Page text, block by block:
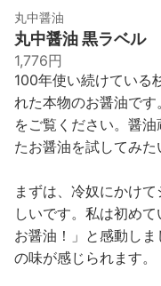
丸中醤油
丸中醤油 黒ラベル
1,776円
100年使い続けている
れた本物のお醤油で
をご覧ください。醤
たお醤油を試してみた
まずは、冷奴にかけ
しいです。私は初め
お醤油！」と感動し
の味が感じられます。